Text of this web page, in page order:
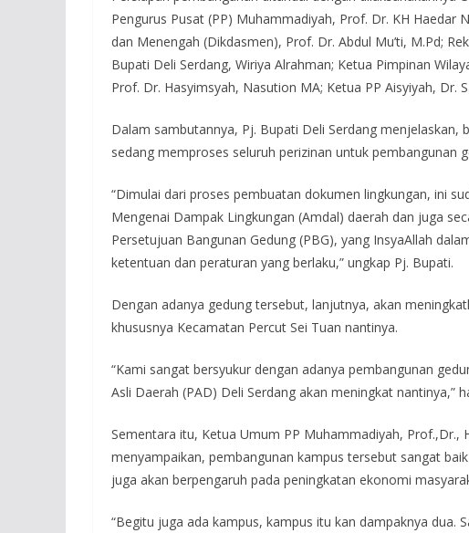
Pengurus Pusat (PP) Muhammadiyah, Prof. Dr. KH Haedar
dan Menengah (Dikdasmen), Prof. Dr. Abdul Mu’ti, M.Pd;
Bupati Deli Serdang, Wiriya Alrahman; Ketua Pimpinan
Prof. Dr. Hasyimsyah, Nasution MA; Ketua PP Aisyiyah, Dr.
Dalam sambutannya, Pj. Bupati Deli Serdang menjelaskan,
sedang memproses seluruh perizinan untuk pembangunan
“Dimulai dari proses pembuatan dokumen lingkungan, ini
Mengenai Dampak Lingkungan (Amdal) daerah dan juga
Persetujuan Bangunan Gedung (PBG), yang InsyaAllah
ketentuan dan peraturan yang berlaku,” ungkap Pj. Bupati.
Dengan adanya gedung tersebut, lanjutnya, akan
khususnya Kecamatan Percut Sei Tuan nantinya.
“Kami sangat bersyukur dengan adanya pembangunan
Asli Daerah (PAD) Deli Serdang akan meningkat nantinya,”
Sementara itu, Ketua Umum PP Muhammadiyah, Prof.,Dr.,
menyampaikan, pembangunan kampus tersebut sangat
juga akan berpengaruh pada peningkatan ekonomi
“Begitu juga ada kampus, kampus itu kan dampaknya dua.